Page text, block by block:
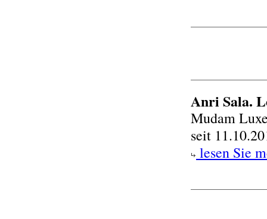
Anri Sala.
Mudam
seit
lesen Sie